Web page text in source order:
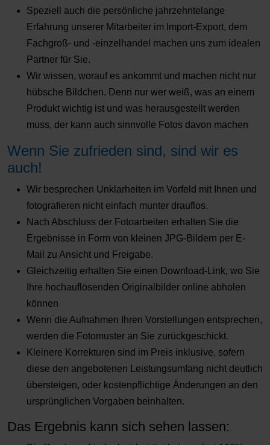
Speziell auch die persönliche jahrzehntelange
Erfahrung unserer Mitarbeiter im Import-Export, dem
Fachgroß- und -einzelhandel machen uns zum idealen
Partner für Sie.
Wir wissen, worauf es ankommt und machen nicht nur
hübsche Bildchen. Denn nur wer weiß, was an einem
Produkt wichtig ist und was herausgestellt werden
muss, der kann auch sinnvolle Fotos davon machen
Wenn Sie zufrieden sind, sind wir es
auch!
Wir besprechen Unklarheiten im Vorfeld mit Ihnen und
fotografieren nicht einfach munter drauflos.
Nach Abschluss der Fotoarbeiten erhalten Sie die
Ergebnisse in Form von kleinen JPG-Bildern per E-
Mail zu Ansicht und Freigabe.
Gleichzeitig erhalten Sie einen Download-Link, wo Sie
Ihre hochauflösenden Originalbilder online abholen
können
Wenn die Aufnahmen Ihren Vorstellungen entsprechen,
werden die Fotomuster an Sie zurückgeschickt.
Kleinere Korrekturen sind im Preis inklusive, sofern
diese den angebotenen Leistungsumfang nicht deutlich
übersteigen, oder kostenpflichtige Änderungen an den
ursprünglichen Vorgaben beinhalten.
Das Ergebnis kann sich sehen lassen: